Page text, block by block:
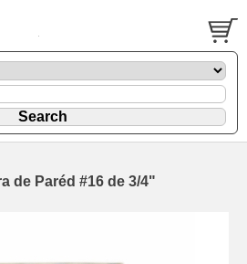
de Paréd #16 de 3/4"